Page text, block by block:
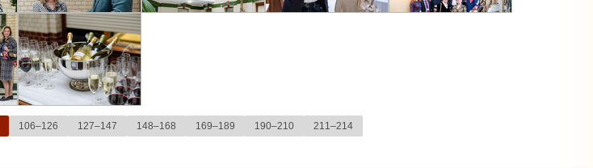
106–126 127–147 148–168 169–189 190–210 211–214